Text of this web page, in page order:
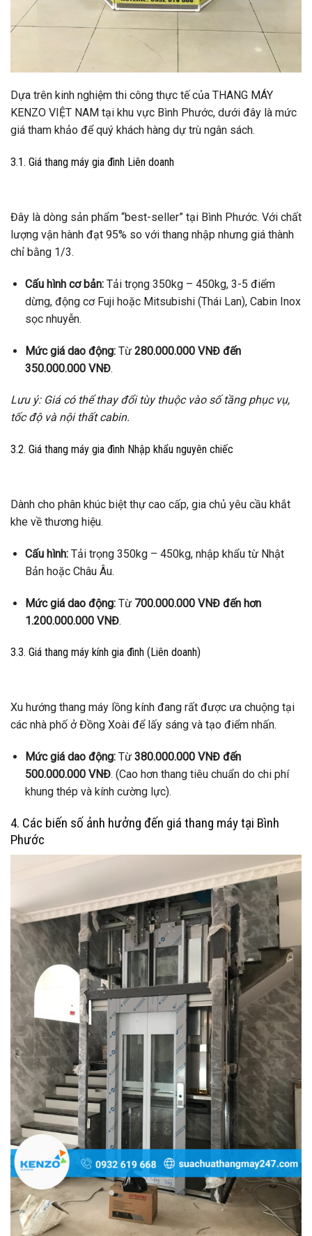
Dựa trên kinh nghiệm thi công thực tế của THANG MÁY
KENZO VIỆT NAM tại khu vực Bình Phước, dưới đây là mức
giá tham khảo để quý khách hàng dự trù ngân sách.
3.1. Giá thang máy gia đình Liên doanh
Đây là dòng sản phẩm “best-seller” tại Bình Phước. Với chất
lượng vận hành đạt 95% so với thang nhập nhưng giá thành
chỉ bằng 1/3.
Cấu hình cơ bản:Tải trọng 350kg – 450kg, 3-5 điểm
dừng, động cơ Fuji hoặc Mitsubishi (Thái Lan), Cabin Inox
sọc nhuyễn.
Mức giá dao động:Từ 280.000.000 VNĐ đến
350.000.000 VNĐ.
Lưu ý: Giá có thể thay đổi tùy thuộc vào số tầng phục vụ,
tốc độ và nội thất cabin.
3.2. Giá thang máy gia đình Nhập khẩu nguyên chiếc
Dành cho phân khúc biệt thự cao cấp, gia chủ yêu cầu khắt
khe về thương hiệu.
Cấu hình:Tải trọng 350kg – 450kg, nhập khẩu từ Nhật
Bản hoặc Châu Âu.
Mức giá dao động:Từ 700.000.000 VNĐ đến hơn
1.200.000.000 VNĐ.
3.3. Giá thang máy kính gia đình (Liên doanh)
Xu hướng thang máy lồng kính đang rất được ưa chuộng tại
các nhà phố ở Đồng Xoài để lấy sáng và tạo điểm nhấn.
Mức giá dao động:Từ 380.000.000 VNĐ đến
500.000.000 VNĐ. (Cao hơn thang tiêu chuẩn do chi phí
khung thép và kính cường lực).
4. Các biến số ảnh hưởng đến giá thang máy tại Bình
Phước